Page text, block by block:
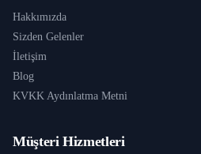
Hakkımızda
Sizden Gelenler
İletişim
Blog
KVKK Aydınlatma Metni
Müşteri Hizmetleri